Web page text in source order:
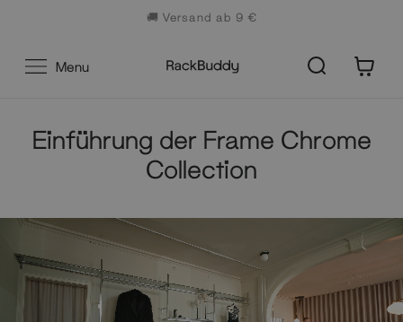
🚚 Versand ab 9 €
Menu
Einführung der Frame Chrome
Collection